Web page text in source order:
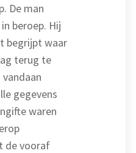
De man
beroep. Hij
begrijpt waar
terug te
gegevens
waren
de vooraf